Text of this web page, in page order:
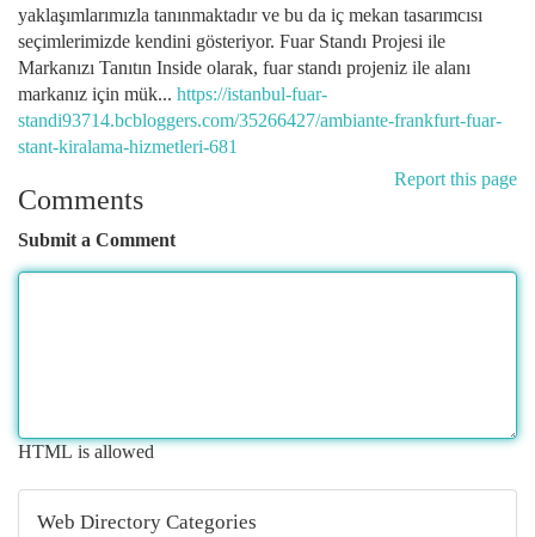
yaklaşımlarımızla tanınmaktadır ve bu da iç mekan tasarımcısı
seçimlerimizde kendini gösteriyor. Fuar Standı Projesi ile
Markanızı Tanıtın Inside olarak, fuar standı projeniz ile alanı
markanız için mük... https://istanbul-fuar-
standi93714.bcbloggers.com/35266427/ambiante-frankfurt-fuar-
stant-kiralama-hizmetleri-681
Report this page
Comments
Submit a Comment
HTML is allowed
Web Directory Categories